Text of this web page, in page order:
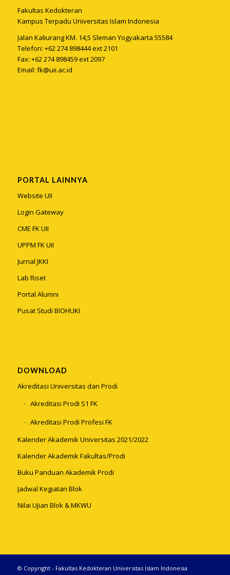
Fakultas Kedokteran
Kampus Terpadu Universitas Islam Indonesia
Jalan Kaliurang KM. 14,5 Sleman Yogyakarta 55584
Telefon: +62 274 898444 ext 2101
Fax: +62 274 898459 ext 2097
Email: fk@uii.ac.id
PORTAL LAINNYA
Website UII
Login Gateway
CME FK UII
UPPM FK UII
Jurnal JKKI
Lab Riset
Portal Alumni
Pusat Studi BIOHUKI
DOWNLOAD
Akreditasi Universitas dan Prodi
Akreditasi Prodi S1 FK
Akreditasi Prodi Profesi FK
Kalender Akademik Universitas 2021/2022
Kalender Akademik Fakultas/Prodi
Buku Panduan Akademik Prodi
Jadwal Kegiatan Blok
Nilai Ujian Blok & MKWU
© Copyright - Fakultas Kedokteran Universitas Islam Indonesia